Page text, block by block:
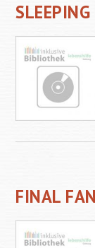
SLEEPING
FINAL